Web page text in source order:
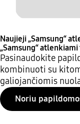
Naujieji „Samsung“
„Samsung“
Pasinaudokite
kombinuoti su
galiojančiomis
Noriu